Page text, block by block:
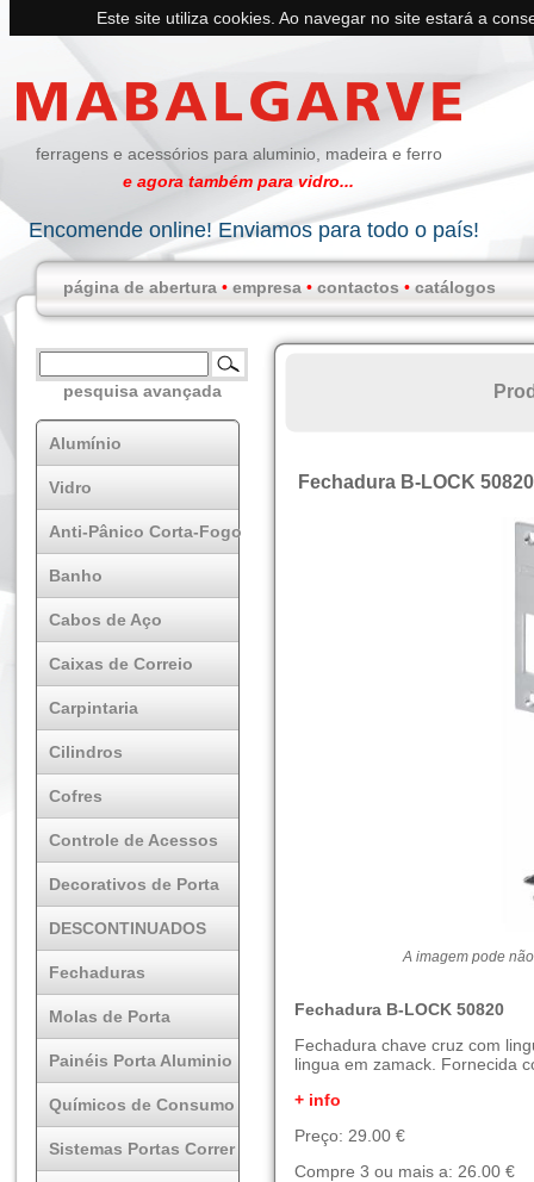
Este site utiliza cookies. Ao navegar no site estará a
ferragens e acessórios para aluminio, madeira e ferro
e agora também para vidro...
Encomende online! Enviamos para todo o país!
página de abertura • empresa • contactos • catálogos
pesquisa avançada
Alumínio
Vidro
Anti-Pânico Corta-Fogo
Banho
Cabos de Aço
Caixas de Correio
Carpintaria
Cilindros
Cofres
Controle de Acessos
Decorativos de Porta
DESCONTINUADOS
Fechaduras
Molas de Porta
Painéis Porta Aluminio
Químicos de Consumo
Sistemas Portas Correr
Fechadura B-LOCK 50820
A imagem pode
Fechadura B-LOCK 50820
Fechadura chave cruz com
lingua em zamack. Fornecida
+ info
Preço: 29.00 €
Compre 3 ou mais a: 26.00 €